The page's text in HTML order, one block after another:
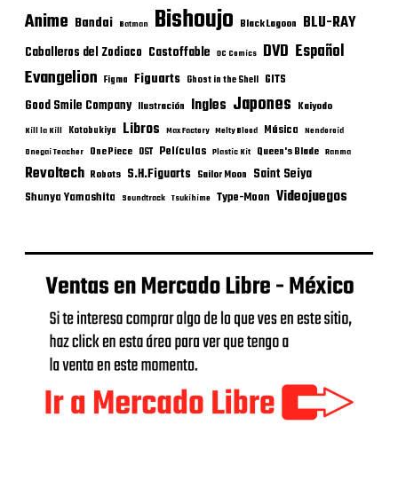
Anime Bandai Batman Bishoujo Black Lagoon BLU-RAY
Caballeros del Zodiaco Castoffable DC Comics DVD Español
Evangelion Figma Figuarts Ghost in the Shell GITS
Good Smile Company Ilustración Ingles Japones Kaiyodo
Kill la Kill Kotobukiya Libros Max Factory Melty Blood Música Nendoroid
Onegai Teacher One Piece OST Películas Plastic Kit Queen's Blade Ranma
Revoltech Robots S.H.Figuarts Sailor Moon Saint Seiya
Shunya Yamashita Soundtrack Tsukihime Type-Moon Videojuegos